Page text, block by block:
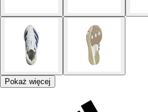
Pokaż więcej